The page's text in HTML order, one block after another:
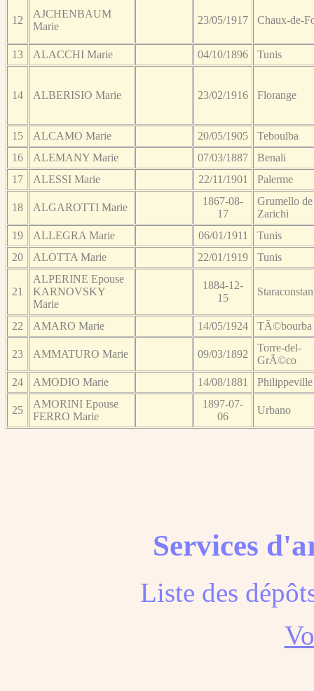
12
AJCHENBAUM
Marie
23/05/1917 Chaux-de-
13 ALACCHI Marie 04/10/1896 Tunis
14 ALBERISIO Marie 23/02/1916 Florange
15 ALCAMO Marie 20/05/1905
Teboulba
16
ALEMANY Marie 07/03/1887
Benali
17
ALESSI Marie 22/11/1901 Palerme
18 ALGAROTTI Marie
1867-08-
17
Grumello de
Zarichi
19
ALLEGRA Marie 06/01/1911
Tunis
20
ALOTTA Marie 22/01/1919 Tunis
21
ALPERINE Epouse
KARNOVSKY
Marie
1884-12-
15
22 AMARO Marie 14/05/1924 TÃ©bourba
23 AMMATURO Marie 09/03/1892
Torre-del-
GrÃ©co
24
AMODIO Marie 14/08/1881 Philippeville
25
AMORINI Epouse
FERRO Marie
1897-07-
06
Urbano
Services
Liste des